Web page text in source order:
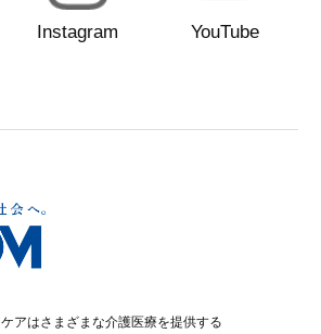
Instagram YouTube
アはさまざまな介護医療を提供する